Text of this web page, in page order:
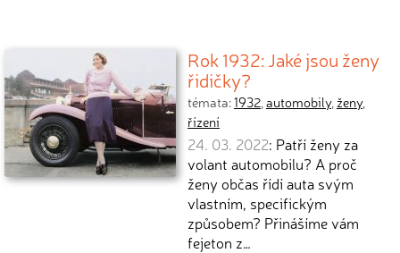
Rok 1932: Jaké jsou ženy
řidičky?
témata:1932,automobily, ženy,
řízení
24. 03. 2022: Patří ženy za
volant automobilu? A proč
ženy občas řídí auta svým
vlastním, specifickým
způsobem? Přinášíme vám
fejeton z…